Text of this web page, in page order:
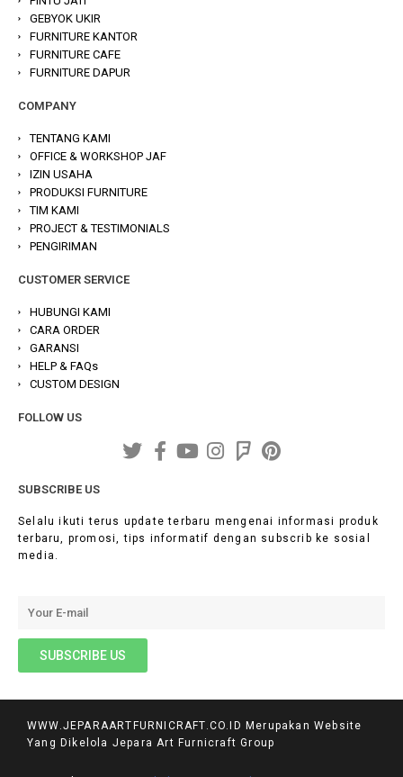
GEBYOK UKIR
FURNITURE KANTOR
FURNITURE CAFE
FURNITURE DAPUR
COMPANY
TENTANG KAMI
OFFICE & WORKSHOP JAF
IZIN USAHA
PRODUKSI FURNITURE
TIM KAMI
PROJECT & TESTIMONIALS
PENGIRIMAN
CUSTOMER SERVICE
HUBUNGI KAMI
CARA ORDER
GARANSI
HELP & FAQs
CUSTOM DESIGN
FOLLOW US
SUBSCRIBE US
Selalu ikuti terus update terbaru mengenai informasi produk
terbaru, promosi, tips informatif dengan subscrib ke sosial
media.
WWW.JEPARAARTFURNICRAFT.CO.ID Merupakan Website
Yang Dikelola Jepara Art Furnicraft Group